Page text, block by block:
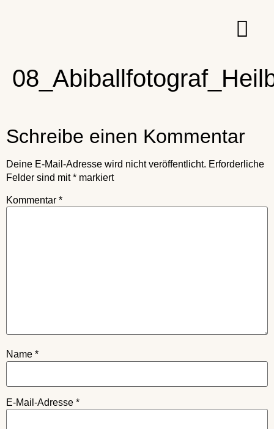
Schreibe einen Kommentar
Deine E-Mail-Adresse wird nicht veröffentlicht. Erforderliche
Felder sind mit* markiert
Kommentar *
Name *
E-Mail-Adresse *